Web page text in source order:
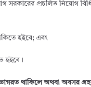
সরকারের প্রচলিত নিয়োগ
হইবে; এবং
হইবে।
থাকিলে অথবা অবসর